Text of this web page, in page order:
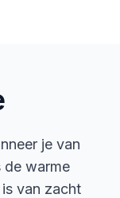
je van
de warme
van zacht